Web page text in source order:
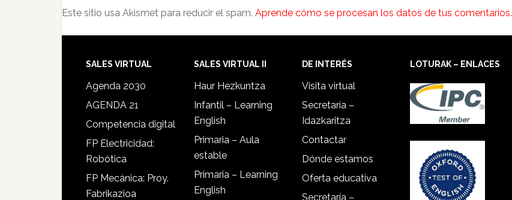
Este sitio usa Akismet para reducir el spam. Aprende cómo se procesan los datos de tus comentarios.
SALES VIRTUAL
Agenda 2030
AGENDA 21
Competencia digital
FP Electricidad:
Robótica
FP Mecánica: Proy.
Fabrikazioa
SALES VIRTUAL II
Haur Hezkuntza
Infantil – Learning
English
Primaria – Aula
estable
Primaria – Learning
English
DE INTERÉS
Visita virtual
Secretaría –
Idazkaritza
Contactar
Dónde estamos
Oferta educativa
Secretaría –
LOTURAK – ENLACES